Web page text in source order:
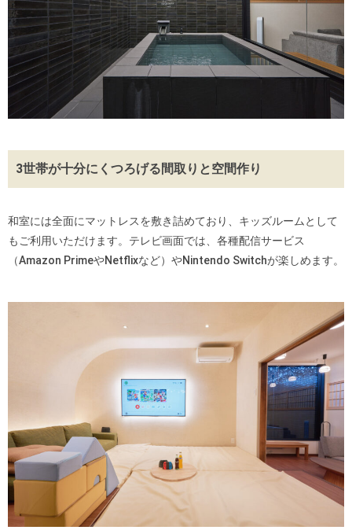
3世帯が十分にくつろげる間取りと空間作り
和室には全面にマットレスを敷き詰めており、キッズルームとして
もご利用いただけます。テレビ画面では、各種配信サービス
（Amazon PrimeやNetflixなど）やNintendo Switchが楽しめます。